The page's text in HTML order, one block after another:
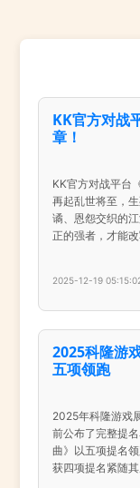
KK官方对战
章！
KK官方对战平台
再起乱世将至，
谲、恩怨交织的
正的强者，才能
2025-12-19
2025科隆游
五项领跑
2025年科隆游戏
前公布了完整提
曲》以五项提名
获四项提名紧随